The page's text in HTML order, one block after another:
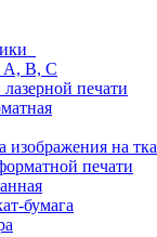
А, В, С
печати
изображения на
печати
бумага